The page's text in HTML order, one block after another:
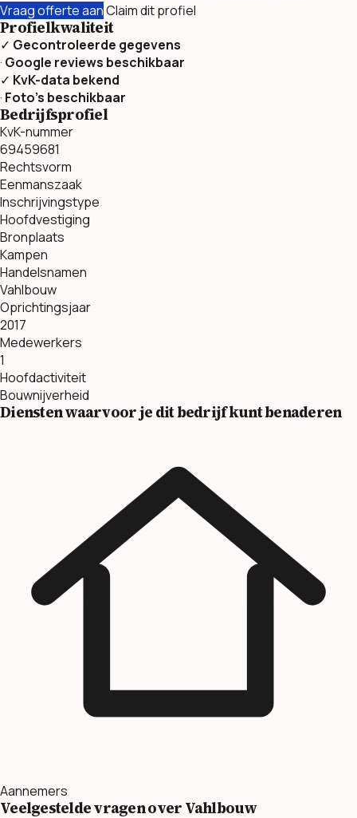
Vraag offerte aanClaim dit profiel
Profielkwaliteit
✓ Gecontroleerde gegevens
· Google reviews beschikbaar
✓ KvK-data bekend
· Foto’s beschikbaar
Bedrijfsprofiel
KvK-nummer
69459681
Rechtsvorm
Eenmanszaak
Inschrijvingstype
Hoofdvestiging
Bronplaats
Kampen
Handelsnamen
Vahlbouw
Oprichtingsjaar
2017
Medewerkers
1
Hoofdactiviteit
Bouwnijverheid
Diensten waarvoor je dit bedrijf kunt benaderen
Aannemers
Veelgestelde vragen over Vahlbouw